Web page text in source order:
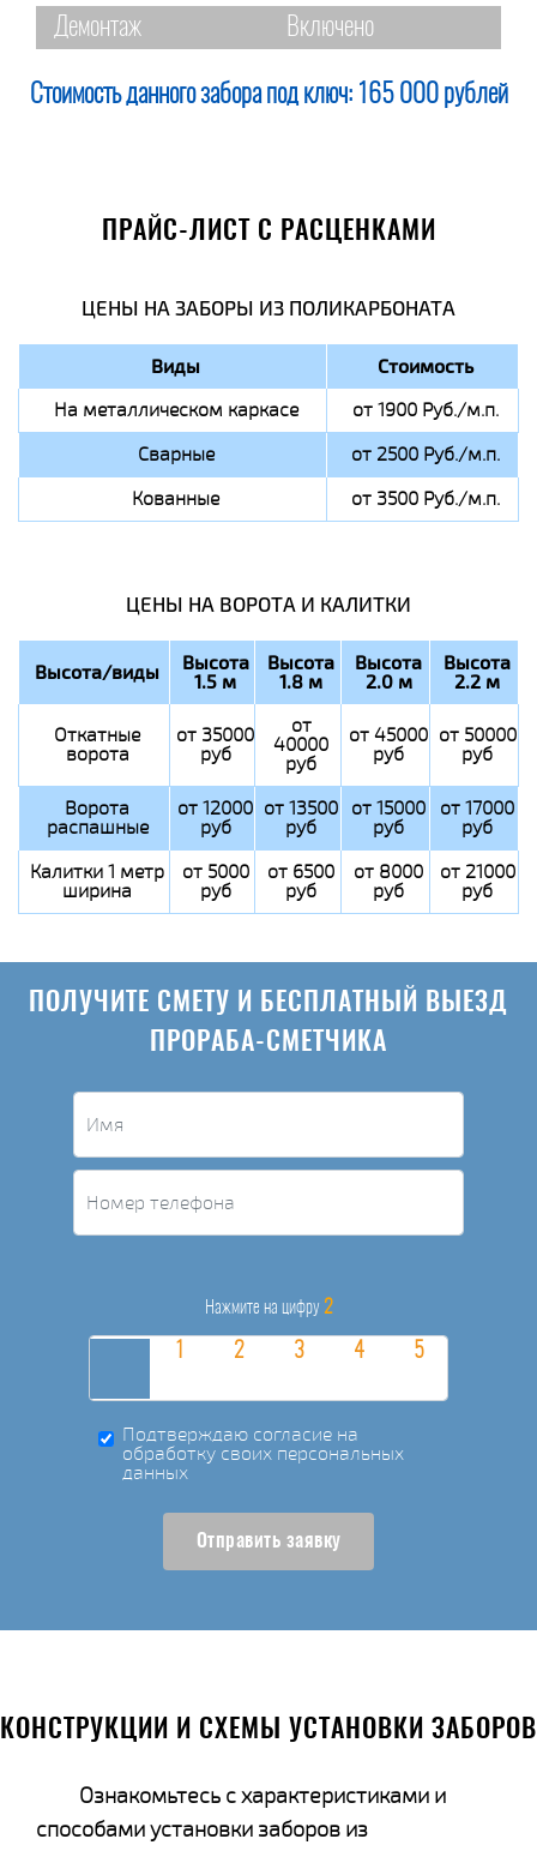
Демонтаж
Включено
Стоимость данного забора под ключ: 165 000 рублей
ПРАЙС-ЛИСТ С РАСЦЕНКАМИ
ЦЕНЫ НА ЗАБОРЫ ИЗ ПОЛИКАРБОНАТА
Виды Стоимость
На металлическом каркасе
от 1900 Руб./м.п.
Сварные
от 2500 Руб./м.п.
Кованные
от 3500 Руб./м.п.
ЦЕНЫ НА ВОРОТА И КАЛИТКИ
Высота/виды Высота
1.5 м
Высота
1.8 м
Высота
2.0 м
Высота
2.2 м
Откатные
ворота
от 35000
руб
от
40000
руб
от 45000
руб
от 50000
руб
Ворота
распашные
от 12000
руб
от 13500
руб
от 15000
руб
от 17000
руб
Калитки 1 метр
ширина
от 5000
руб
от 6500
руб
от 8000
руб
от 21000
руб
ПОЛУЧИТЕ СМЕТУ И БЕСПЛАТНЫЙ ВЫЕЗД
ПРОРАБА-СМЕТЧИКА
Нажмите на цифру 2
Подтверждаю согласие на
обработку своих персональных
данных
Отправить заявку
КОНСТРУКЦИИ И СХЕМЫ УСТАНОВКИ ЗАБОРОВ
Ознакомьтесь с характеристиками и
способами установки заборов из